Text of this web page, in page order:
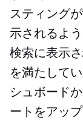
スティング
示されるよ
検索に表示
を満たして
シュボード
ートをアッ